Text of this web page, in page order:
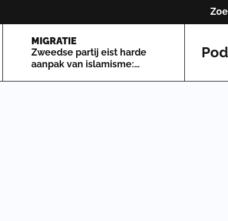
MIGRATIE
Zweedse partij eist harde
aanpak van islamisme: